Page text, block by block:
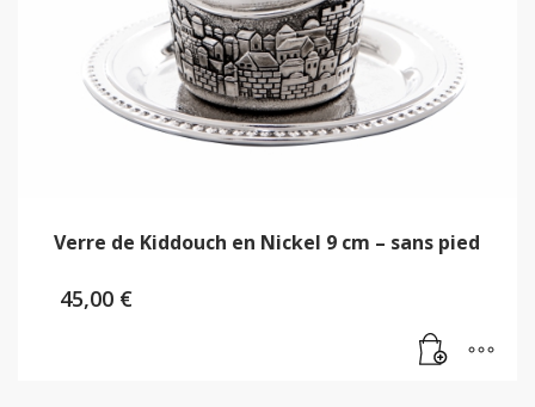
Verre de Kiddouch en Nickel 9 cm – sans pied
45,00 €